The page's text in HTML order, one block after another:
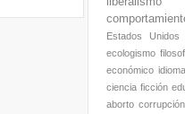
Estados Unidos
ecologismo
económico idioma
ciencia ficción
aborto corrupción